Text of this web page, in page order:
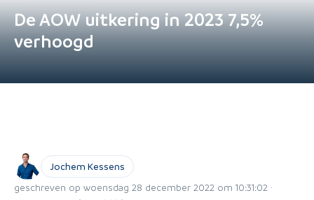
De AOW uitkering in 2023 7,5%
verhoogd
Jochem Kessens
geschreven op woensdag 28 december 2022 om 10:31:02 ·